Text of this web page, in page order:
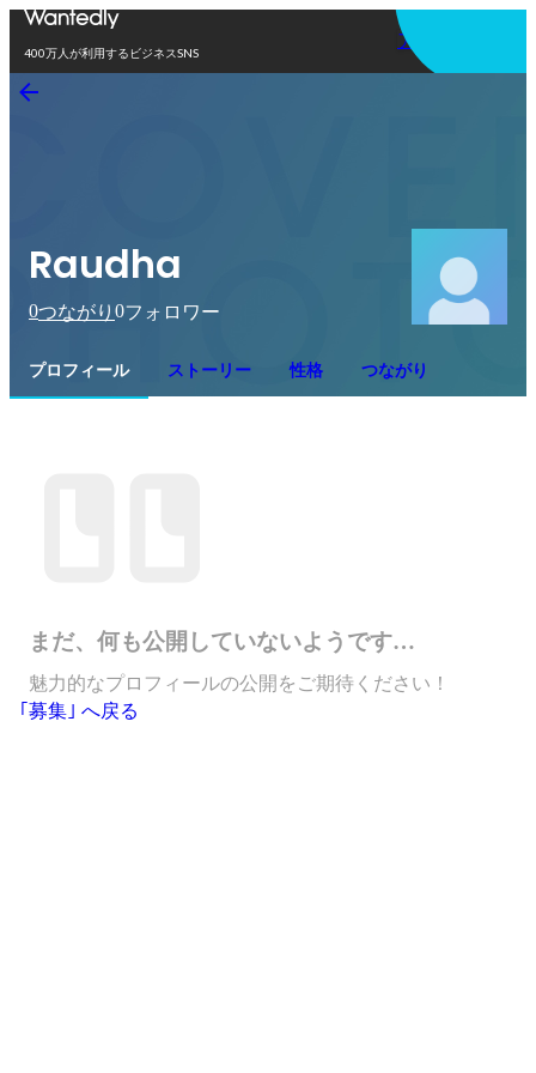
400万人が利用するビジネスSNS
アプリを使う
Raudha
0つながり 0フォロワー
プロフィール ストーリー 性格 つながり
まだ、何も公開していないようです…
魅力的なプロフィールの公開をご期待ください！
｢募集｣ へ戻る